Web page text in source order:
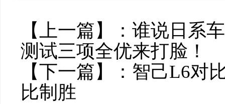
【上一篇】： 谁说日系
测试三项全优来打脸！
【下一篇】： 智己L6对
比制胜